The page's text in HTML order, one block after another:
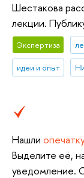
Шестакова
лекции.
Экспертиза
идеи и опыт
Нашли опечатку
Выделите её,
уведомление.